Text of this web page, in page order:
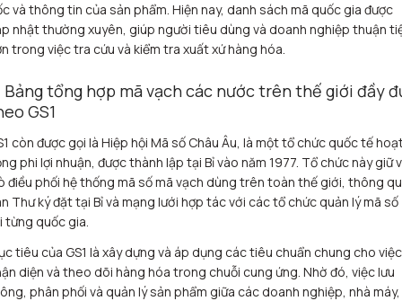
và thông tin của sản phẩm. Hiện nay, danh sách mã quốc gia được
nhật thường xuyên, giúp người tiêu dùng và doanh nghiệp thuận
trong việc tra cứu và kiểm tra xuất xứ hàng hóa.
Bảng tổng hợp mã vạch các nước trên thế giới đầy
GS1
còn được gọi là Hiệp hội Mã số Châu Âu, là một tổ chức quốc tế
phi lợi nhuận, được thành lập tại Bỉ vào năm 1977. Tổ chức này giữ
điều phối hệ thống mã số mã vạch dùng trên toàn thế giới, thông
Thư ký đặt tại Bỉ và mạng lưới hợp tác với các tổ chức quản lý mã số
từng quốc gia.
tiêu của GS1 là xây dựng và áp dụng các tiêu chuẩn chung cho việc
diện và theo dõi hàng hóa trong chuỗi cung ứng. Nhờ đó, việc lưu
phân phối và quản lý sản phẩm giữa các doanh nghiệp, nhà máy,